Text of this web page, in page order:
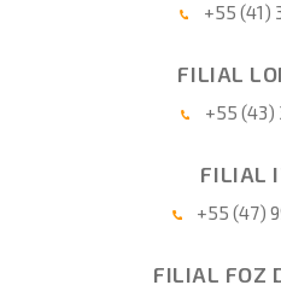
+55 (41)
FILIAL
+55 (43)
FILIAL
+55 (47)
FILIAL FOZ